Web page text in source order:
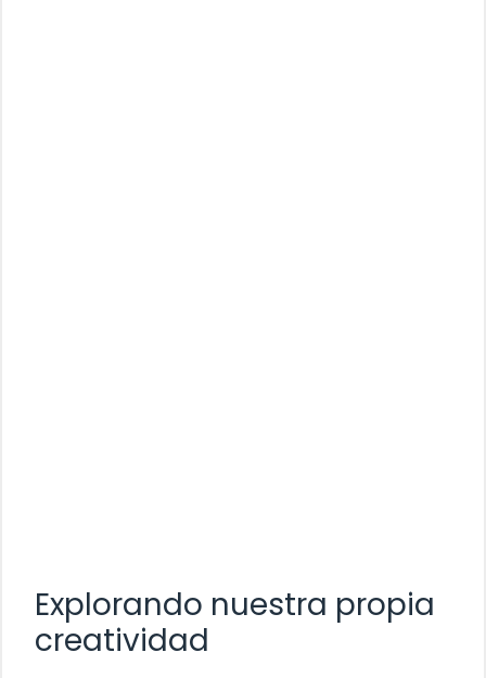
Explorando nuestra propia
creatividad